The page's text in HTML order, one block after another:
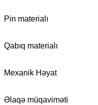
Pin materialı
Qabıq materialı
Mexanik Həyat
Əlaqə müqaviməti